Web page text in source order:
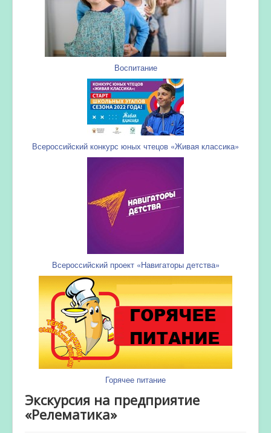
Воспитание
Всероссийский конкурс юных чтецов «Живая классика»
Всероссийский проект «Навигаторы детства»
Горячее питание
Экскурсия на предприятие
«Релематика»